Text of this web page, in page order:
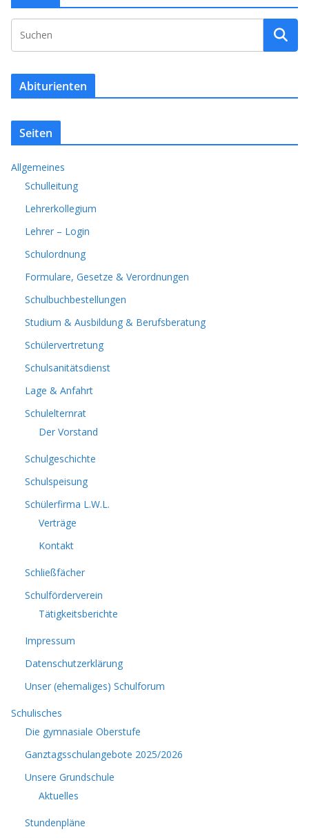
Abiturienten
Seiten
Allgemeines
Schulleitung
Lehrerkollegium
Lehrer – Login
Schulordnung
Formulare, Gesetze & Verordnungen
Schulbuchbestellungen
Studium & Ausbildung & Berufsberatung
Schülervertretung
Schulsanitätsdienst
Lage & Anfahrt
Schulelternrat
Der Vorstand
Schulgeschichte
Schulspeisung
Schülerfirma L.W.L.
Verträge
Kontakt
Schließfächer
Schulförderverein
Tätigkeitsberichte
Impressum
Datenschutzerklärung
Unser (ehemaliges) Schulforum
Schulisches
Die gymnasiale Oberstufe
Ganztagsschulangebote 2025/2026
Unsere Grundschule
Aktuelles
Stundenpläne